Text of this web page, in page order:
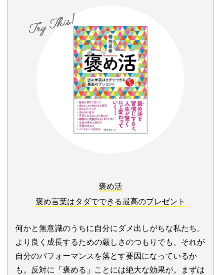
褒め活
褒め言葉はタダでできる最高のプレゼント
何かと無意識のうちに自分にダメ出しがちな私たち。
より良く成長するための厳しさのつもりでも、それが
自分のパフォーマンスを落とす要因になっているか
も。反対に「褒める」ことには絶大な効果が。まずは